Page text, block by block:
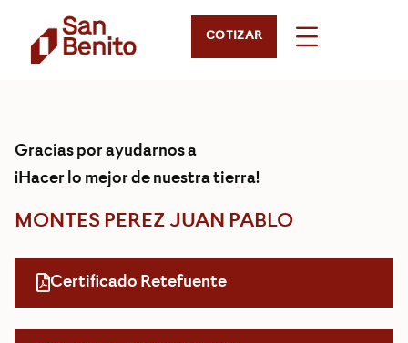
COTIZAR
Gracias por ayudarnos a
¡Hacer lo mejor de nuestra tierra!
MONTES PEREZ JUAN PABLO
Certificado Retefuente